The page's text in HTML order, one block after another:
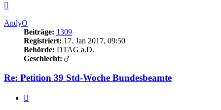
AndyO
Beiträge: 1309
Registriert: 17. Jan 2017, 09:50
Behörde: DTAG a.D.
Geschlecht:
Re: Petition 39 Std-Woche Bundesbeamte